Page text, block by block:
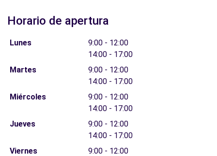
Horario de apertura
Lunes
9:00 - 12:00
14:00 - 17:00
Martes
9:00 - 12:00
14:00 - 17:00
Miércoles
9:00 - 12:00
14:00 - 17:00
Jueves
9:00 - 12:00
14:00 - 17:00
Viernes
9:00 - 12:00